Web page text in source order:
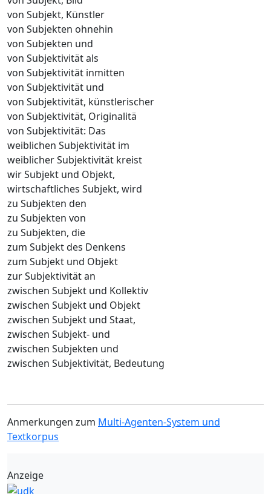
von Subjekt, Künstler
von Subjekten ohnehin
von Subjekten und
von Subjektivität als
von Subjektivität inmitten
von Subjektivität und
von Subjektivität, künstlerischer
von Subjektivität, Originalitä
von Subjektivität: Das
weiblichen Subjektivität im
weiblicher Subjektivität kreist
wir Subjekt und Objekt,
wirtschaftliches Subjekt, wird
zu Subjekten den
zu Subjekten von
zu Subjekten, die
zum Subjekt des Denkens
zum Subjekt und Objekt
zur Subjektivität an
zwischen Subjekt und Kollektiv
zwischen Subjekt und Objekt
zwischen Subjekt und Staat,
zwischen Subjekt- und
zwischen Subjekten und
zwischen Subjektivität, Bedeutung
Anmerkungen zum Multi-Agenten-System und
Textkorpus
Anzeige